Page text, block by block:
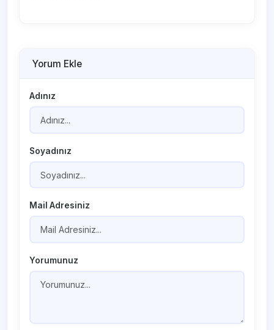
Yorum Ekle
Adınız
Soyadınız
Mail Adresiniz
Yorumunuz